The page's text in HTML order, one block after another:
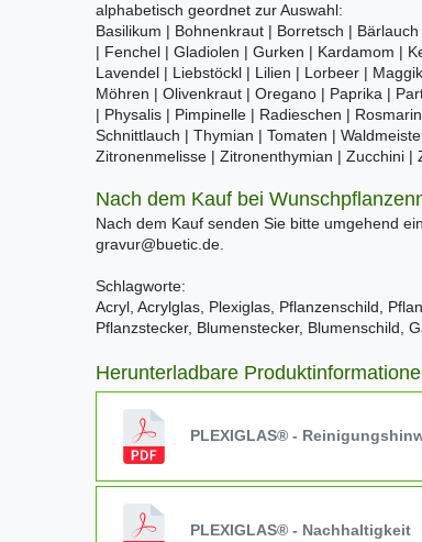
alphabetisch geordnet zur Auswahl:
Basilikum | Bohnenkraut | Borretsch |
| Fenchel | Gladiolen | Gurken | Kardamom |
Lavendel | Liebstöckl | Lilien | Lorbeer |
Möhren | Olivenkraut | Oregano | Paprika |
| Physalis | Pimpinelle | Radieschen |
Schnittlauch | Thymian | Tomaten |
Zitronenmelisse | Zitronenthymian | Zucchini |
Nach dem Kauf bei
Nach dem Kauf senden Sie bitte umgehend
gravur@buetic.de.
Schlagworte:
Acryl, Acrylglas, Plexiglas, Pflanzenschild,
Pflanzstecker, Blumenstecker, Blumenschild,
Herunterladbare
PLEXIGLAS® -
PLEXIGLAS® - Nachhaltigkeit